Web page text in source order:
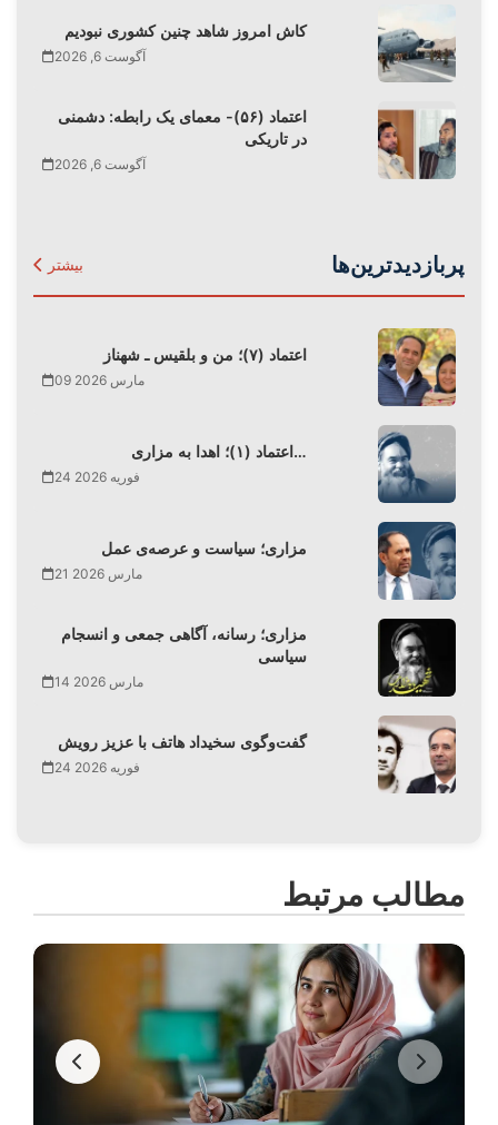
کاش امروز شاهد چنین کشوری نبودیم
آگوست 6, 2026
اعتماد (۵۶)- معمای یک رابطه: دشمنی
در تاریکی
آگوست 6, 2026
پربازدیدترین‌ها بیشتر
اعتماد (۷)؛ من و بلقیس ـ شهناز
09 مارس 2026
اعتماد (۱)؛ اهدا به مزاری…
24 فوریه 2026
مزاری؛ سیاست و عرصه‌ی عمل
21 مارس 2026
مزاری؛ رسانه، آگاهی جمعی و انسجام
سیاسی
14 مارس 2026
گفت‌وگوی سخیداد هاتف با عزیز رویش
24 فوریه 2026
مطالب مرتبط